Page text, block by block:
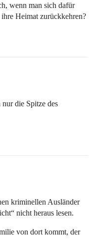
wenn man sich dafür
Heimat zurückkehren?
die Spitze des
kriminellen Ausländer
nicht heraus lesen.
von dort kommt, der